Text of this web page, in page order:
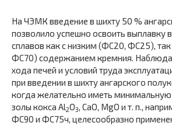
На ЧЭМК введение в шихту 50 %
позволило успешно освоить выплавку
сплавов как с низким (ФС20, ФС25),
ФС70) содержанием кремния.
хода печей и условий труда
при введении в шихту ангарского
когда желательно иметь минимальную
золы кокса Al2O3, CaO, MgO и т. п.,
ФС90 и ФС75ч, целесообразно